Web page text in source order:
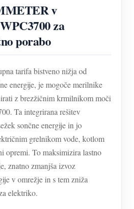
v
za
porabo
tarifa bistveno nižja od
energije, je mogoče merilnike
z brezžičnim krmilnikom moči
Ta integrirana rešitev
sončne energije in jo
grelnikom vode, kotlom
opremi. To maksimizira lastno
znatno zmanjša izvoz
v omrežje in s tem zniža
elektriko.